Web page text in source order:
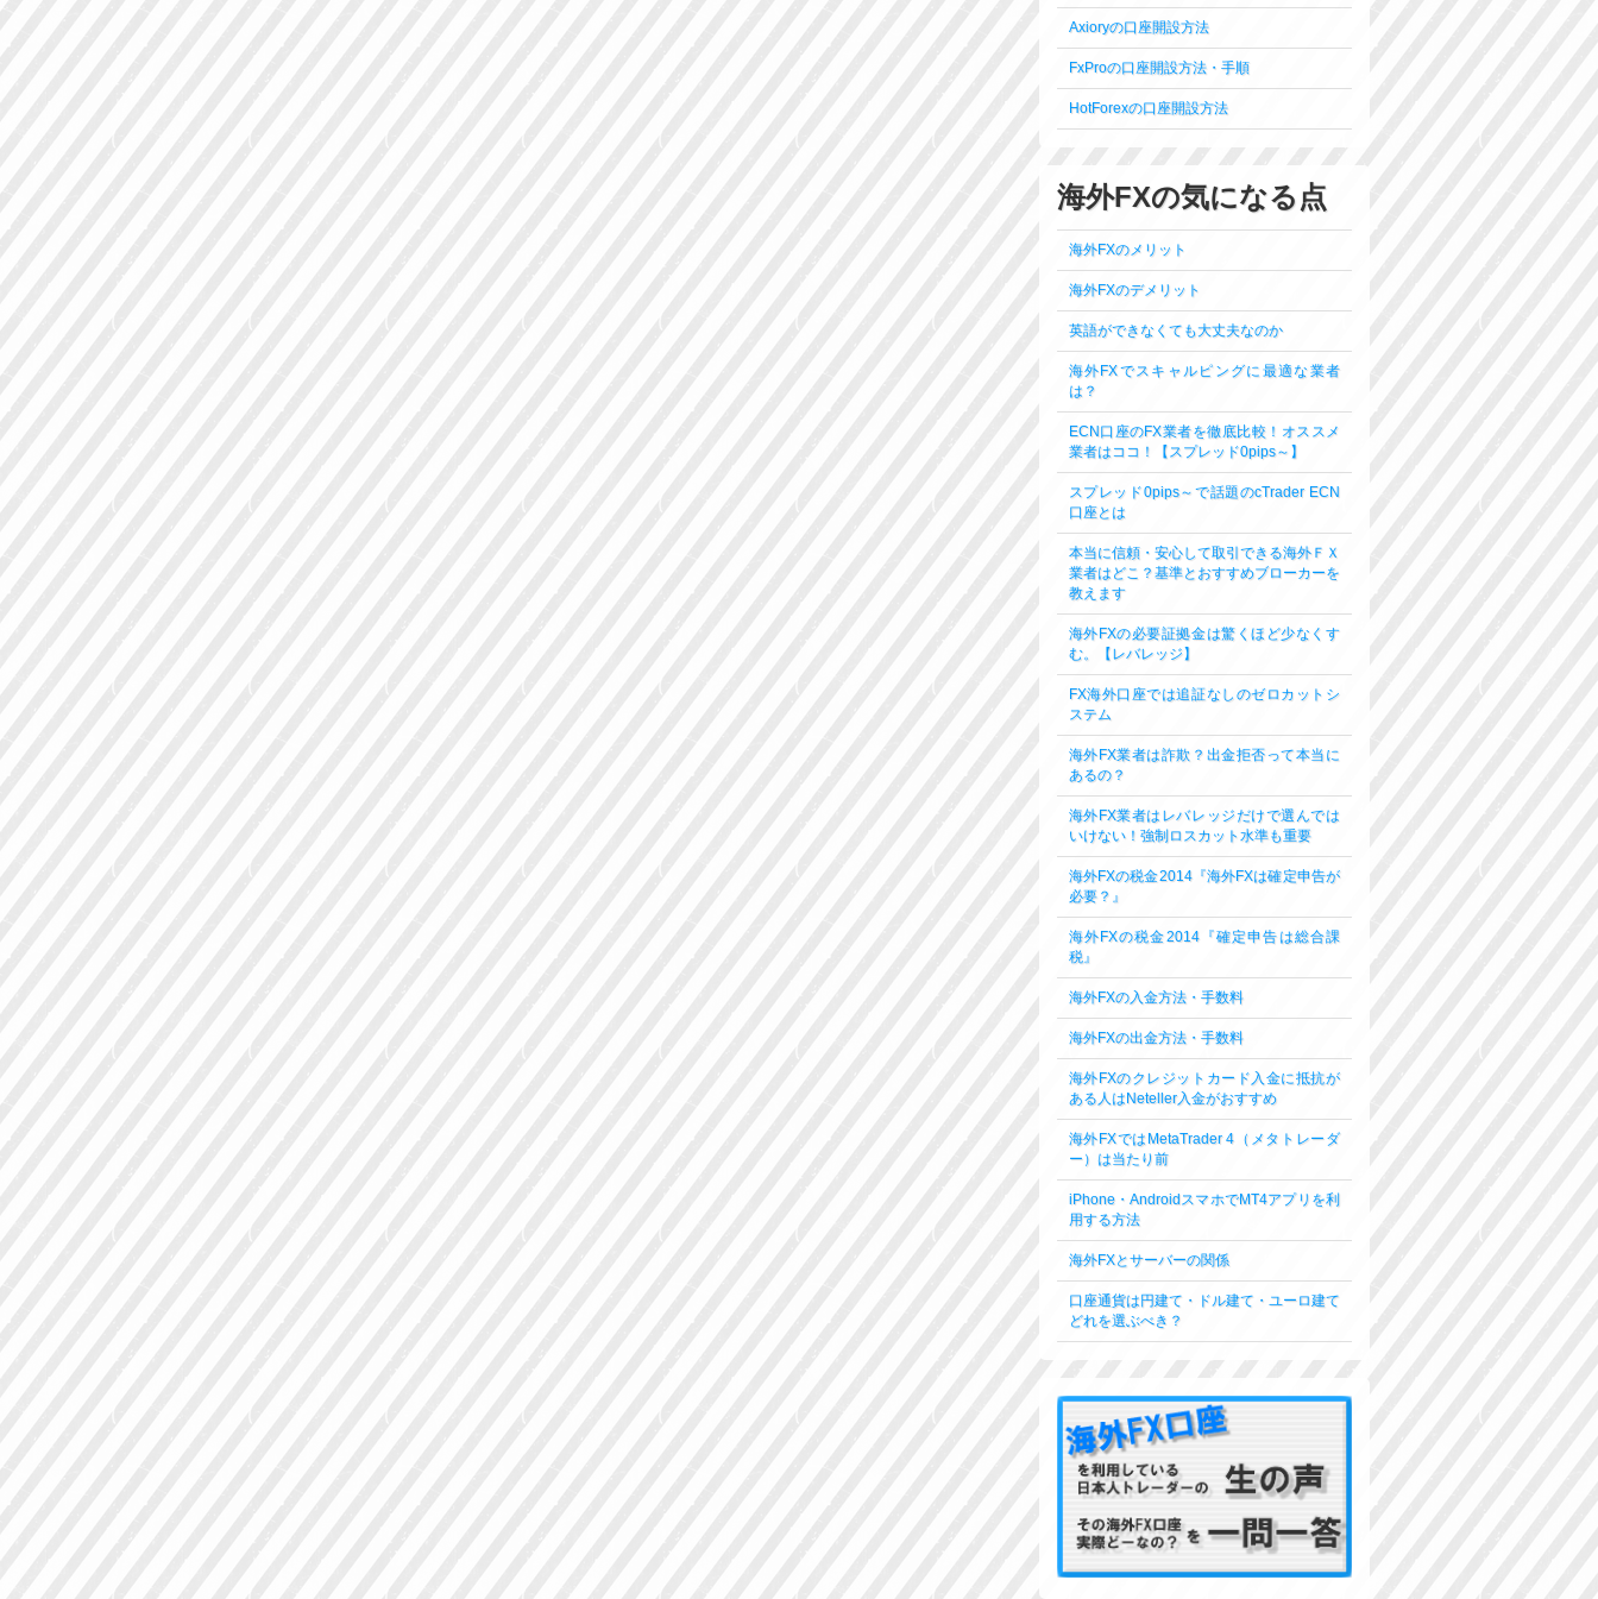
Axioryの口座開設方法
FxProの口座開設方法・手順
HotForexの口座開設方法
海外FXの気になる点
海外FXのメリット
海外FXのデメリット
英語ができなくても大丈夫なのか
海外FXでスキャルピングに最適な業者
は？
ECN口座のFX業者を徹底比較！オススメ
業者はココ！【スプレッド0pips～】
スプレッド0pips～で話題のcTrader ECN
口座とは
本当に信頼・安心して取引できる海外ＦＸ
業者はどこ？基準とおすすめブローカーを
教えます
海外FXの必要証拠金は驚くほど少なくす
む。【レバレッジ】
FX海外口座では追証なしのゼロカットシ
ステム
海外FX業者は詐欺？出金拒否って本当に
あるの？
海外FX業者はレバレッジだけで選んでは
いけない！強制ロスカット水準も重要
海外FXの税金2014『海外FXは確定申告が
必要？』
海外FXの税金2014『確定申告は総合課
税』
海外FXの入金方法・手数料
海外FXの出金方法・手数料
海外FXのクレジットカード入金に抵抗が
ある人はNeteller入金がおすすめ
海外FXではMetaTrader 4（メタトレーダ
ー）は当たり前
iPhone・AndroidスマホでMT4アプリを利
用する方法
海外FXとサーバーの関係
口座通貨は円建て・ドル建て・ユーロ建て
どれを選ぶべき？